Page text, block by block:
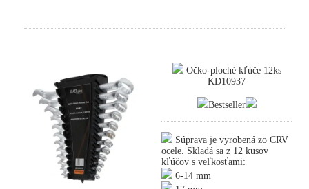
Očko-ploché kľúče 12ks
KD10937
Bestseller
Súprava je vyrobená zo CRV
ocele. Skladá sa z 12 kusov
kľúčov s veľkosťami:
6-14 mm